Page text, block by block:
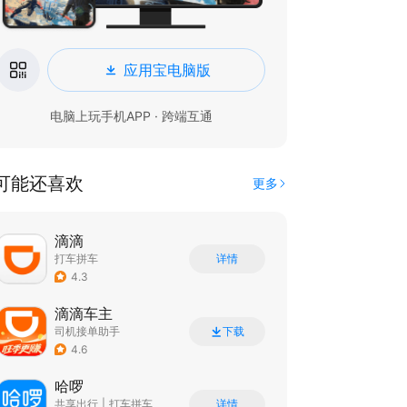
应用宝电脑版
电脑上玩手机APP · 跨端互通
能还喜欢 更多
滴滴
打车拼车
4.3
详情
滴滴车主
司机接单助手
4.6
下载
哈啰
共享出行 打车拼车 详情